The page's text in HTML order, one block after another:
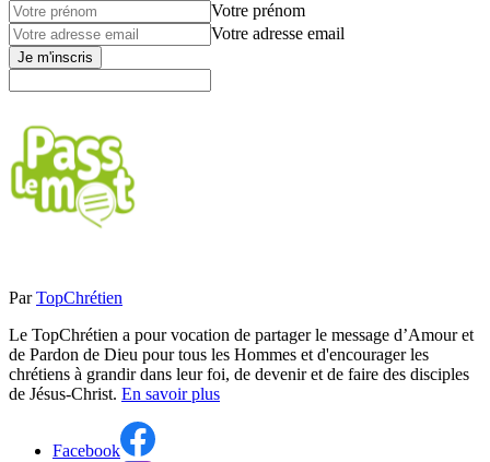
Votre prénom
Votre adresse email
Je m'inscris
Par TopChrétien
Le TopChrétien a pour vocation de partager le message d’Amour et
de Pardon de Dieu pour tous les Hommes et d'encourager les
chrétiens à grandir dans leur foi, de devenir et de faire des disciples
de Jésus-Christ. En savoir plus
Facebook